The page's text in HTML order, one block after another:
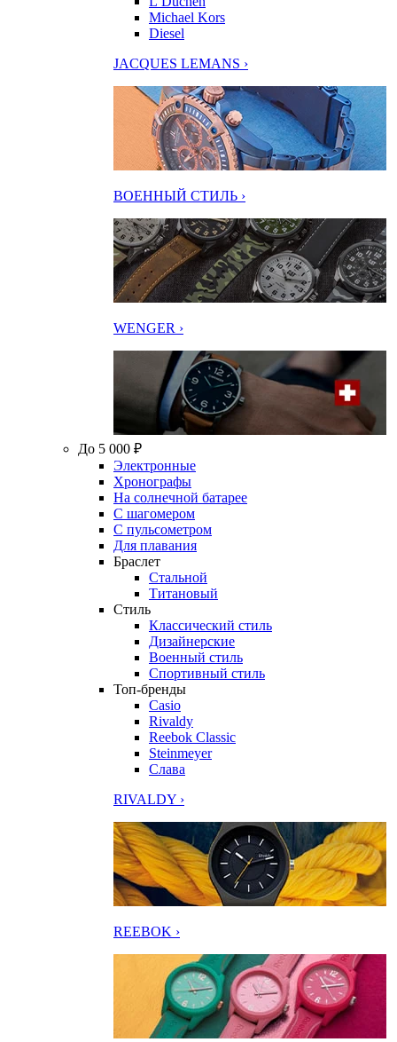
Michael Kors
Diesel
JACQUES LEMANS ›
ВОЕННЫЙ СТИЛЬ ›
WENGER ›
До 5 000 ₽
Электронные
Хронографы
На солнечной батарее
С шагомером
С пульсометром
Для плавания
Браслет
Стальной
Титановый
Стиль
Классический стиль
Дизайнерские
Военный стиль
Спортивный стиль
Топ-бренды
Casio
Rivaldy
Reebok Classic
Steinmeyer
Слава
RIVALDY ›
REEBOK ›